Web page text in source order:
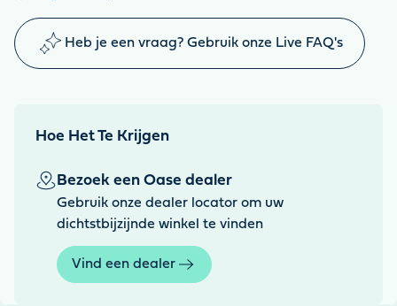
Heb je een vraag? Gebruik onze Live FAQ's
Hoe Het Te Krijgen
Bezoek een Oase dealer
Gebruik onze dealer locator om uw
dichtstbijzijnde winkel te vinden
Vind een dealer